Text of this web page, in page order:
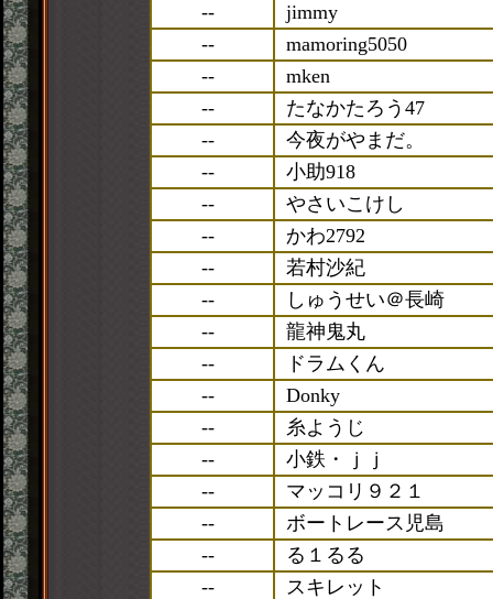
--
jimmy
--
mamoring5050
--
mken
--
たなかたろう47
--
今夜がやまだ。
--
小助918
--
やさいこけし
--
かわ2792
--
若村沙紀
--
しゅうせい＠長崎
--
龍神鬼丸
--
ドラムくん
--
Donky
--
糸ようじ
--
小鉄・ｊｊ
--
マッコリ９２１
--
ボートレース児島
--
る１るる
--
スキレット